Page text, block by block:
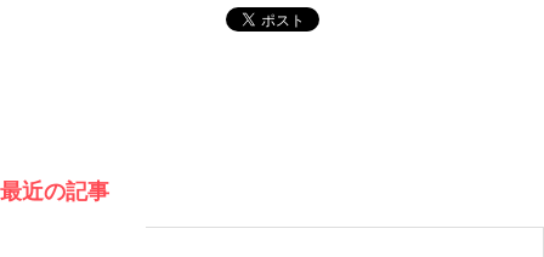
最近の記事